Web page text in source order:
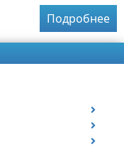
Подробнее